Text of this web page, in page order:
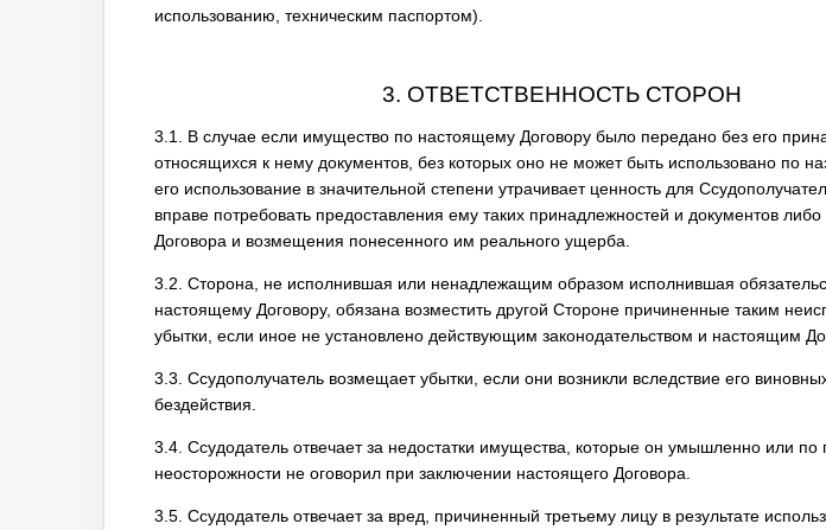
использованию, техническим паспортом).
3. ОТВЕТСТВЕННОСТЬ СТОРОН
3.1. В случае если имущество по настоящему Договору было передано без его
относящихся к нему документов, без которых оно не может быть использовано по
его использование в значительной степени утрачивает ценность для
вправе потребовать предоставления ему таких принадлежностей и документов
Договора и возмещения понесенного им реального ущерба.
3.2. Сторона, не исполнившая или ненадлежащим образом исполнившая
настоящему Договору, обязана возместить другой Стороне причиненные таким
убытки, если иное не установлено действующим законодательством и настоящим
3.3. Ссудополучатель возмещает убытки, если они возникли вследствие его
бездействия.
3.4. Ссудодатель отвечает за недостатки имущества, которые он умышленно или по
неосторожности не оговорил при заключении настоящего Договора.
3.5. Ссудодатель отвечает за вред, причиненный третьему лицу в результате